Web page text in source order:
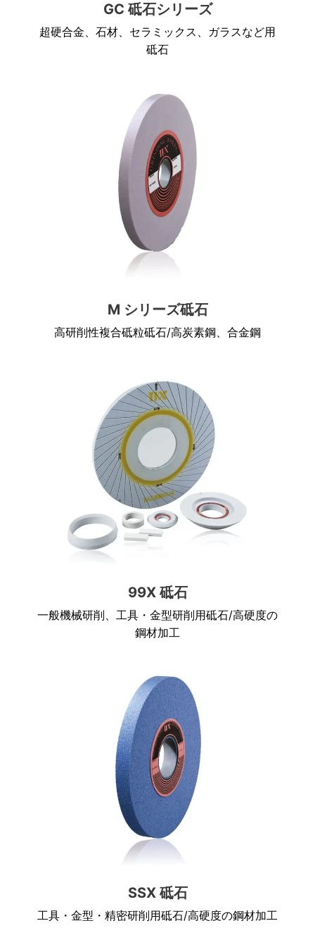
GC 砥石シリーズ
超硬合金、石材、セラミックス、ガラスなど用
砥石
M シリーズ砥石
高研削性複合砥粒砥石/高炭素鋼、合金鋼
99X 砥石
一般機械研削、工具・金型研削用砥石/高硬度の
鋼材加工
SSX 砥石
工具・金型・精密研削用砥石/高硬度の鋼材加工